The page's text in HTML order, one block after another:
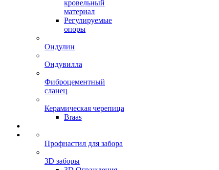
кровельный
материал
Регулируемые
опоры
Ондулин
Ондувилла
Фиброцементный
сланец
Керамическая черепица
Braas
Профнастил для забора
3D заборы